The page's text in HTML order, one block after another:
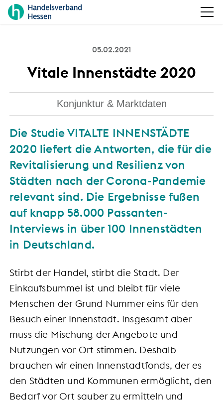
05.02.2021
Vitale Innenstädte 2020
Konjunktur & Marktdaten
Die Studie VITALTE INNENSTÄDTE
2020 liefert die Antworten, die für die
Revitalisierung und Resilienz von
Städten nach der Corona-Pandemie
relevant sind. Die Ergebnisse fußen
auf knapp 58.000 Passanten-
Interviews in über 100 Innenstädten
in Deutschland.
Stirbt der Handel, stirbt die Stadt. Der
Einkaufsbummel ist und bleibt für viele
Menschen der Grund Nummer eins für den
Besuch einer Innenstadt. Insgesamt aber
muss die Mischung der Angebote und
Nutzungen vor Ort stimmen. Deshalb
brauchen wir einen Innenstadtfonds, der es
den Städten und Kommunen ermöglicht, den
Bedarf vor Ort sauber zu ermitteln und